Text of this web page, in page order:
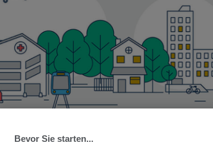
Bevor Sie starten...